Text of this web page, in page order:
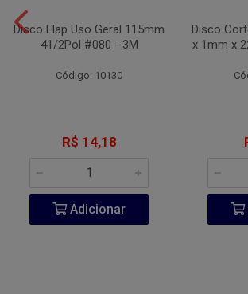
Disco Flap Uso Geral 115mm
41/2Pol #080 - 3M
Código: 10130
R$ 14,18
Adicionar
Disco
x 1mm x